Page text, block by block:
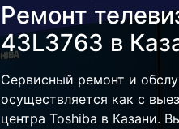
Ремонт
43L3763 в
Сервисный ремонт и
осуществляется как с
центра Toshiba в Казани.